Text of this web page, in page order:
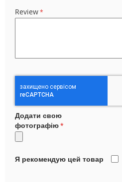
Review
Додати свою
фотографію
Я рекомендую цей товар